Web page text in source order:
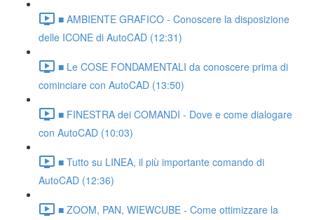
■ AMBIENTE GRAFICO - Conoscere la disposizione
delle ICONE di AutoCAD (12:31)
■ Le COSE FONDAMENTALI da conoscere prima di
cominciare con AutoCAD (13:50)
■ FINESTRA dei COMANDI - Dove e come dialogare
con AutoCAD (10:03)
■ Tutto su LINEA, il più importante comando di
AutoCAD (12:36)
■ ZOOM, PAN, WIEWCUBE - Come ottimizzare la